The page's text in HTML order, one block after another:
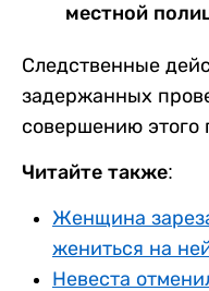
местной
Следственные
задержанных
совершению этого
Читайте также:
Женщина
жениться на
Невеста